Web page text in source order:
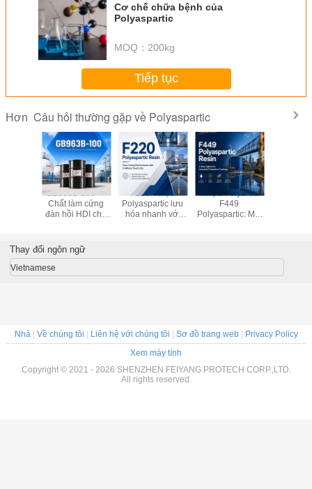
Cơ chế chữa bệnh của
Polyaspartic
MOQ： 200kg
Tiếp tục
Hơn Câu hỏi thường gặp về Polyaspartic
Chất làm cứng
đàn hồi HDI cho
F220: Nhựa
Polyaspartic lưu
hóa nhanh với
Nhựa Polyurea
F449
Polyaspartic: Một
Thay đổi ngôn ngữ
Vietnamese
Nhà | Về chúng tôi | Liên hệ với chúng tôi | Sơ đồ trang web| Privacy Policy
Xem máy tính
Copyright © 2021 - 2026 SHENZHEN FEIYANG PROTECH CORP.,LTD.
All rights reserved.